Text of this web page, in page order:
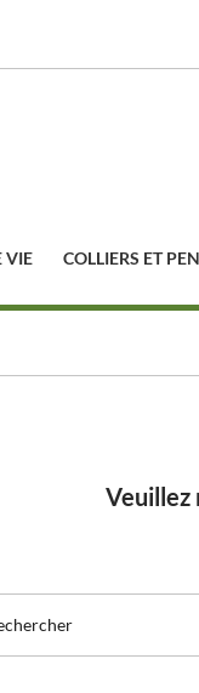
VIE COLLIERS ET
Veuillez